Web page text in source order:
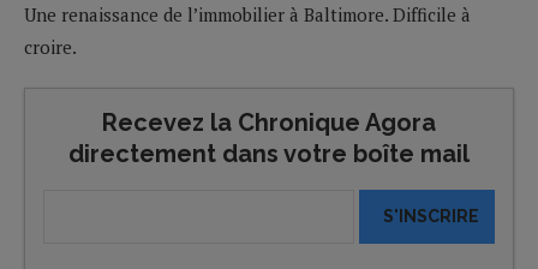
Une renaissance de l’immobilier à Baltimore. Difficile à
croire.
Recevez la Chronique Agora
directement dans votre boîte mail
S'INSCRIRE